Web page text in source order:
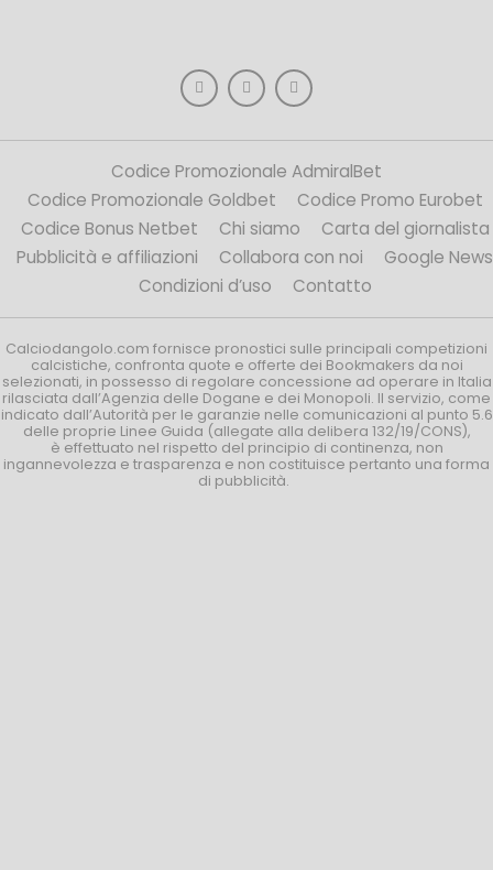
Codice Promozionale AdmiralBet
Codice Promozionale Goldbet
Codice Promo Eurobet
Codice Bonus Netbet
Chi siamo
Carta del giornalista
Pubblicità e affiliazioni
Collabora con noi
Google News
Condizioni d’uso
Contatto
Calciodangolo.com fornisce pronostici sulle principali competizioni
calcistiche, confronta quote e offerte dei Bookmakers da noi
selezionati, in possesso di regolare concessione ad operare in Italia
rilasciata dall’Agenzia delle Dogane e dei Monopoli. Il servizio, come
indicato dall’Autorità per le garanzie nelle comunicazioni al punto 5.6
delle proprie Linee Guida (allegate alla delibera 132/19/CONS),
è effettuato nel rispetto del principio di continenza, non
ingannevolezza e trasparenza e non costituisce pertanto una forma
di pubblicità.